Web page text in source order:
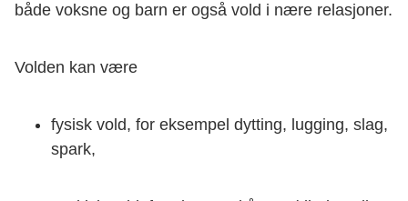
både voksne og barn er også vold i nære relasjoner.
Volden kan være
fysisk vold, for eksempel dytting, lugging, slag,
spark,